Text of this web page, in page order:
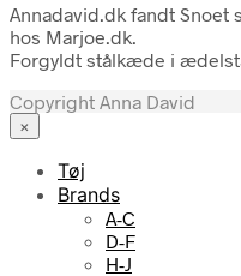
Annadavid.dk fandt
hos Marjoe.dk.
Forgyldt stålkæde i
Copyright Anna David
×
Tøj
Brands
A-C
D-F
H-J